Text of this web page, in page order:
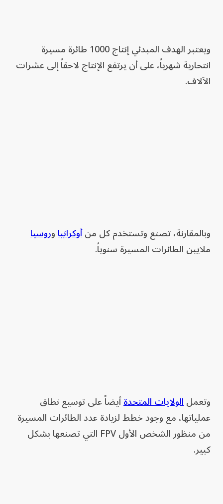
ويعتبر الهدف المبدئي إنتاج 1000 طائرة مسيرة
انتحارية شهرياً، على أن يرتفع الإنتاج لاحقاً إلى عشرات
الآلاف.
وبالمقارنة، تصنع وتستخدم كل منأوكرانياوروسيا
ملايين الطائرات المسيرة سنوياً.
وتعملالولايات المتحدةأيضاً على توسيع نطاق
عملياتها، مع وجود خطط لزيادة عدد الطائرات المسيرة
من منظور الشخص الأول FPV التي تصنعها بشكل
كبير.